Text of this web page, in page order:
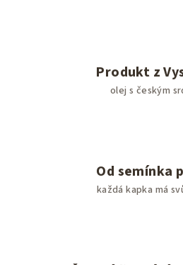
Produkt z
olej s českým
Od semínka
každá kapka má